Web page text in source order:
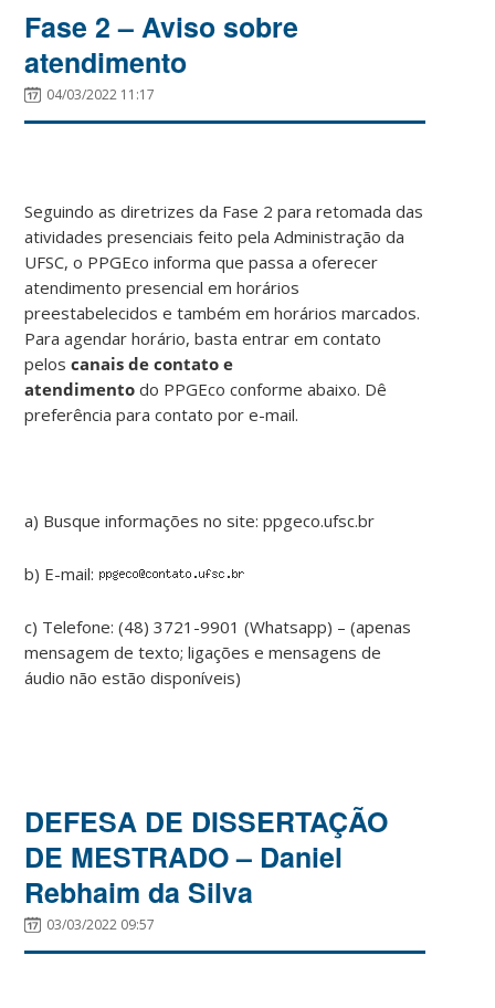
Fase 2 – Aviso sobre
atendimento
04/03/2022 11:17
Seguindo as diretrizes da Fase 2 para retomada das
atividades presenciais feito pela Administração da
UFSC, o PPGEco informa que passa a oferecer
atendimento presencial em horários
preestabelecidos e também em horários marcados.
Para agendar horário, basta entrar em contato
peloscanais de contato e
atendimento do PPGEco conforme abaixo. Dê
preferência para contato por e-mail.
a) Busque informações no site: ppgeco.ufsc.br
b) E-mail:
c) Telefone: (48) 3721-9901 (Whatsapp) – (apenas
mensagem de texto; ligações e mensagens de
áudio não estão disponíveis)
DEFESA DE DISSERTAÇÃO
DE MESTRADO – Daniel
Rebhaim da Silva
03/03/2022 09:57